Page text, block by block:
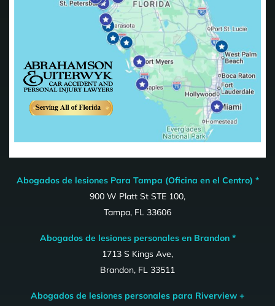
Abogados de lesiones Para Tampa (Oficina en el Centro) *
900 W Platt St STE 100,
Tampa, FL 33606
Abogados de lesiones personales en Brandon *
1713 S Kings Ave,
Brandon, FL 33511
Abogados de lesiones personales para Riverview +